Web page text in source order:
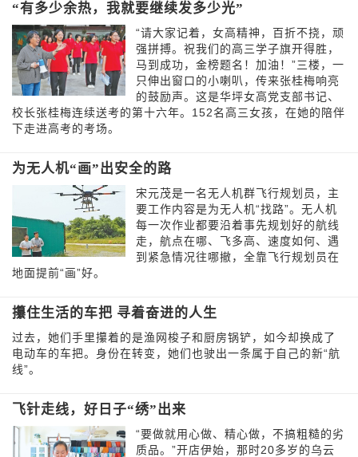
“有多少余热，我就要继续发多少光”
“请大家记着，女高精神，百折不挠，顽
强拼搏。祝我们的高三学子旗开得胜，
马到成功，金榜题名！加油！”三楼，一
只伸出窗口的小喇叭，传来张桂梅响亮
的鼓励声。这是华坪女高党支部书记、
校长张桂梅连续送考的第十六年。152名高三女孩，在她的陪伴
下走进高考的考场。
为无人机“画”出安全的路
宋元茂是一名无人机群飞行规划员，主
要工作内容是为无人机“找路”。无人机
每一次作业都要沿着事先规划好的航线
走，航点在哪、飞多高、速度如何、遇
到紧急情况往哪撤，全靠飞行规划员在
地面提前“画”好。
攥住生活的车把 寻着奋进的人生
过去，她们手里攥着的是渔网梭子和厨房锅铲，如今却换成了
电动车的车把。身份在转变，她们也驶出一条属于自己的新“航
线”。
飞针走线，好日子“绣”出来
“要做就用心做、精心做，不搞粗糙的劣
质品。”开店伊始，那时20多岁的乌云